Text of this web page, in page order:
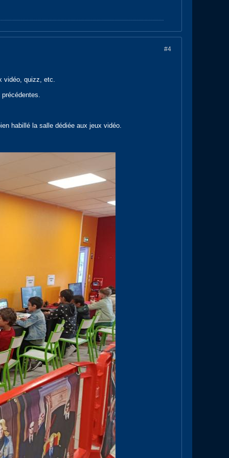
#4
vidéo, quizz, etc.
habillé la salle dédiée aux jeux vidéo.